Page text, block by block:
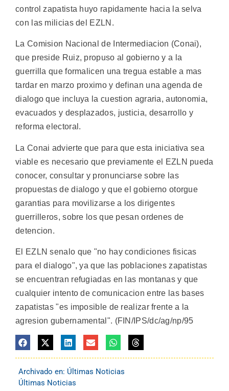
control zapatista huyo rapidamente hacia la selva
con las milicias del EZLN.
La Comision Nacional de Intermediacion (Conai),
que preside Ruiz, propuso al gobierno y a la
guerrilla que formalicen una tregua estable a mas
tardar en marzo proximo y definan una agenda de
dialogo que incluya la cuestion agraria, autonomia,
evacuados y desplazados, justicia, desarrollo y
reforma electoral.
La Conai advierte que para que esta iniciativa sea
viable es necesario que previamente el EZLN pueda
conocer, consultar y pronunciarse sobre las
propuestas de dialogo y que el gobierno otorgue
garantias para movilizarse a los dirigentes
guerrilleros, sobre los que pesan ordenes de
detencion.
El EZLN senalo que "no hay condiciones fisicas
para el dialogo", ya que las poblaciones zapatistas
se encuentran refugiadas en las montanas y que
cualquier intento de comunicacion entre las bases
zapatistas "es imposible de realizar frente a la
agresion gubernamental". (FIN/IPS/dc/ag/np/95
Archivado en: Últimas Noticias
Últimas Noticias